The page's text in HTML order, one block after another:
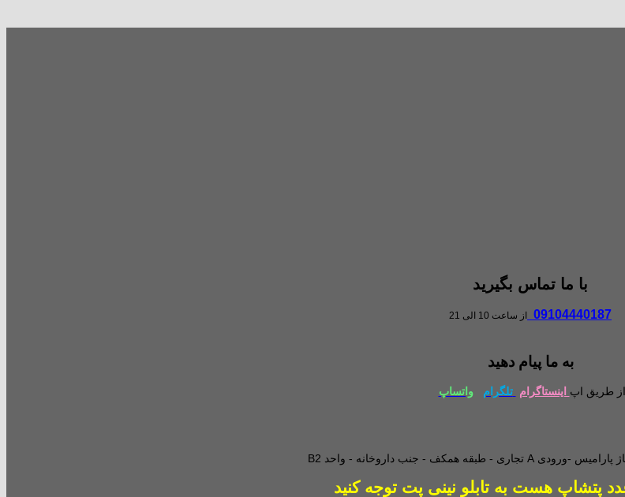
با ما تماس بگیرید
09104440187 از ساعت 10 الی 21
به ما پیام دهید
از طریق اپ اینستاگرام تلگرام واتساپ
طبقه همکف - جنب داروخانه - واحد B2